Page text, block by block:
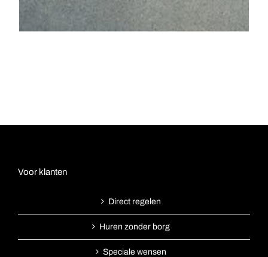
Voor klanten
Direct regelen
Huren zonder borg
Speciale wensen